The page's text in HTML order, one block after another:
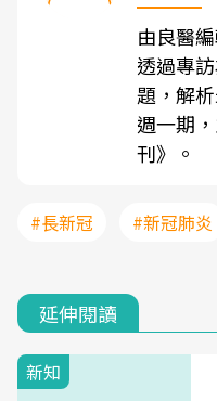
由良醫
透過專
題，解
週一期
刊》。
#長新冠 #新冠肺炎
延伸閱讀
新知